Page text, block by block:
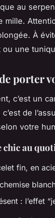
au
mille.
À
une
porter
c’est un
c’est de
votre
au
fin, en
: l’effet